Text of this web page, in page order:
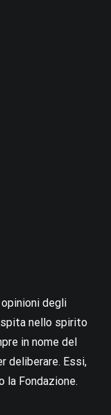
degli
nello spirito
in nome del
deliberare. Essi,
la Fondazione.